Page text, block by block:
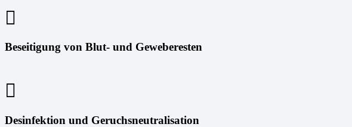
Beseitigung von Blut- und Geweberesten
Desinfektion und Geruchsneutralisation